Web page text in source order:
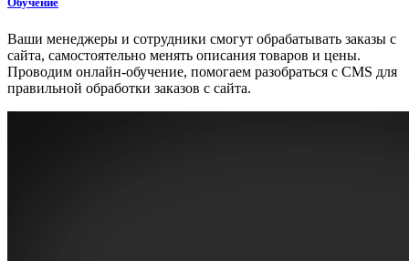
Ваши менеджеры и сотрудники смогут обрабатывать заказы с
сайта, самостоятельно менять описания товаров и цены.
Проводим онлайн-обучение, помогаем разобраться с CMS для
правильной обработки заказов с сайта.